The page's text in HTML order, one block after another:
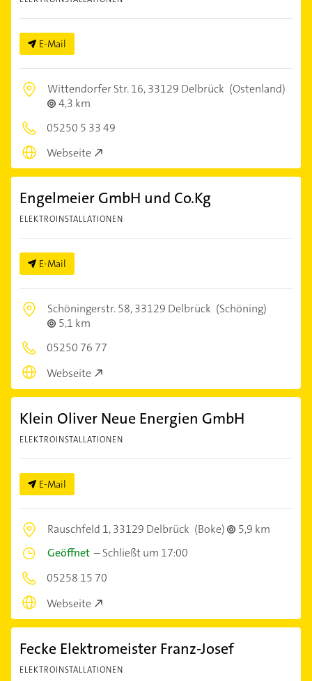
E-Mail
Wittendorfer Str. 16,33129 Delbrück (Ostenland)
4,3 km
05250 5 33 49
Webseite
Engelmeier GmbH und Co.Kg
ELEKTROINSTALLATIONEN
E-Mail
Schöningerstr. 58,33129 Delbrück (Schöning)
5,1 km
05250 76 77
Webseite
Klein Oliver Neue Energien GmbH
ELEKTROINSTALLATIONEN
E-Mail
Rauschfeld 1,33129 Delbrück (Boke)
5,9 km
Geöffnet –Schließt um 17:00
05258 15 70
Webseite
Fecke Elektromeister Franz-Josef
ELEKTROINSTALLATIONEN